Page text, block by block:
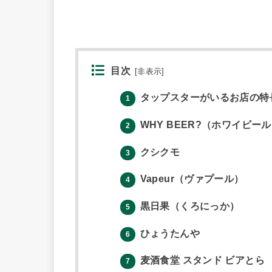
目次 [非表示]
1 タップスターがいるお店の特
2 WHY BEER?（ホワイビー
3 クシクモ
4 Vapeur（ヴァプール）
5 黒日果（くろにっか）
6 ひょうたんや
7 麦酒食堂 スタンド ビアとら